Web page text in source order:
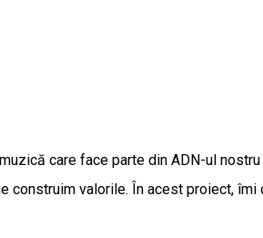
care face parte din ADN-ul
construim valorile. În acest proiect,